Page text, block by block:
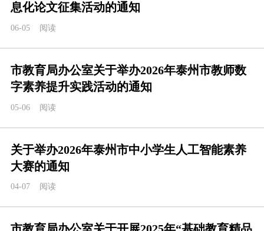
息化论文征集活动的通知
06-05 阅读
市教育局办公室关于举办2026年泰州市教师数
字素养提升实践活动的通知
05-06 阅读
关于举办2026年泰州市中小学生人工智能素养
大赛的通知
04-07 阅读